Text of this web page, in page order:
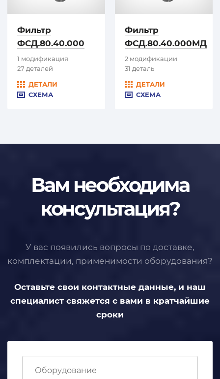
Фильтр
ФСД.80.40.000
1 модификация
27 деталей
ДЕТАЛИ
СХЕМА
Фильтр
ФСД.80.40.000МД
2 модификации
31 деталь
ДЕТАЛИ
СХЕМА
Вам необходима
консультация?
У вас появились вопросы по доставке,
комплектации, применимости оборудования?
Оставьте свои контактные данные, и наш
специалист свяжется с вами в кратчайшие
сроки